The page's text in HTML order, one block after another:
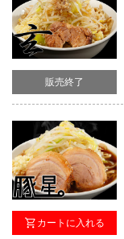
販売終了
カートに入れる